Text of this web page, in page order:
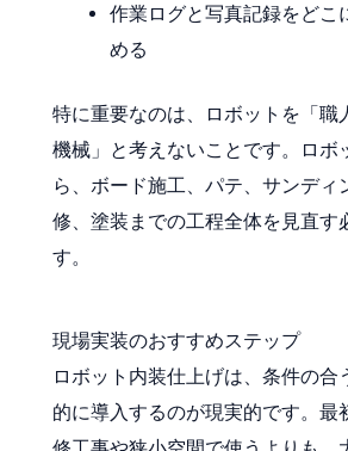
作業ログと写真記録をどこ
める
特に重要なのは、ロボットを「職
機械」と考えないことです。ロボ
ら、ボード施工、パテ、サンディ
修、塗装までの工程全体を見直す
す。
現場実装のおすすめステップ
ロボット内装仕上げは、条件の合
的に導入するのが現実的です。最